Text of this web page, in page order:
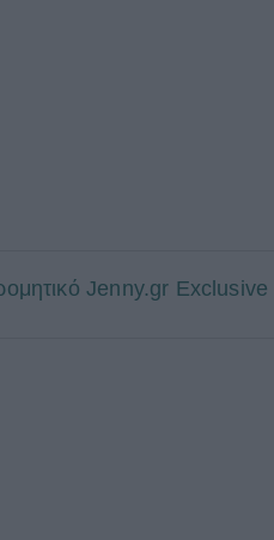
Jenny.gr